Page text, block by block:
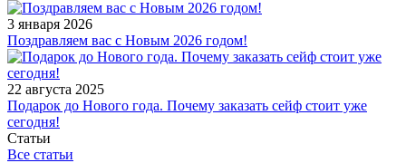
3 января 2026
Поздравляем вас с Новым 2026 годом!
22 августа 2025
Подарок до Нового года. Почему заказать сейф стоит уже
сегодня!
Статьи
Все статьи